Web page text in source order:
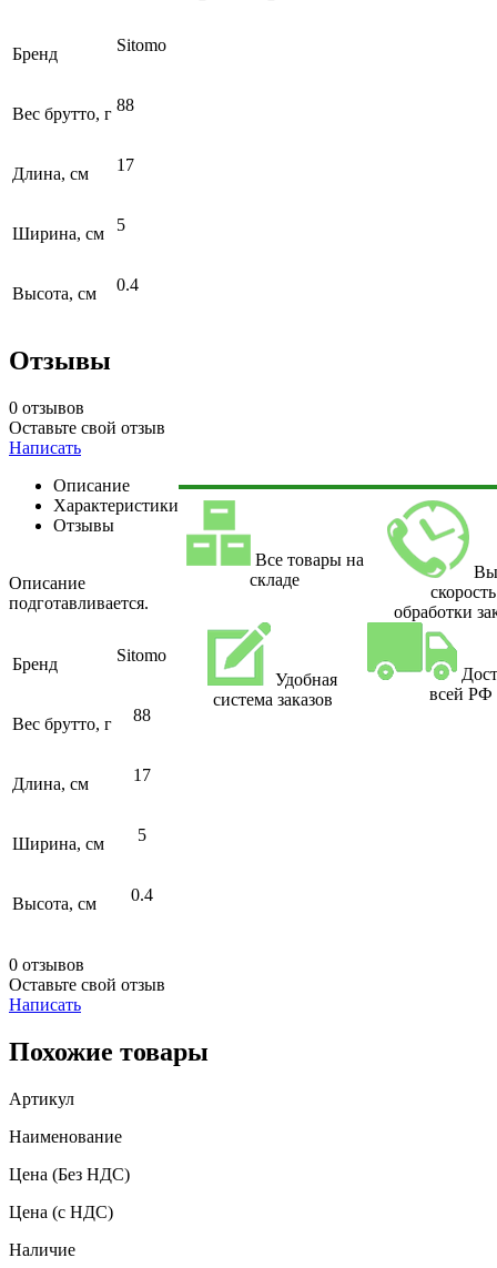
Бренд Sitomo
Вес брутто, г 88
Длина, см 17
Ширина, см 5
Высота, см 0.4
Отзывы
0 отзывов
Оставьте свой отзыв
Написать
Описание
Характеристики
Отзывы
Описание
подготавливается.
Бренд Sitomo
Вес брутто, г 88
Длина, см 17
Ширина, см 5
Высота, см 0.4
0 отзывов
Оставьте свой отзыв
Написать
Все товары на
складе
скорость
обработки
Удобная
система заказов
всей РФ
Похожие товары
Артикул
Наименование
Цена (Без НДС)
Цена (с НДС)
Наличие